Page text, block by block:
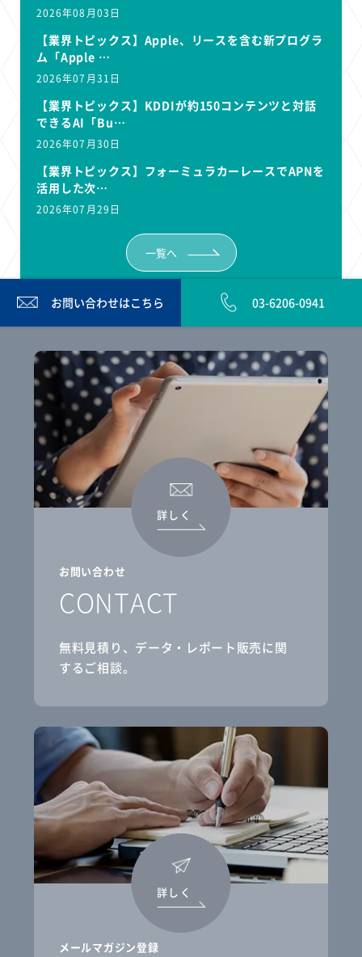
2026年08月03日
【業界トピックス】Apple、リースを含む新プログラ
ム「Apple …
2026年07月31日
【業界トピックス】KDDIが約150コンテンツと対話
できるAI「Bu…
2026年07月30日
【業界トピックス】フォーミュラカーレースでAPNを
活用した次…
2026年07月29日
一覧へ
お問い合わせはこちら 03-6206-0941
お問い合わせ
CONTACT
無料見積り、データ・レポート販売に関
するご相談。
詳しく
メールマガジン登録
詳しく